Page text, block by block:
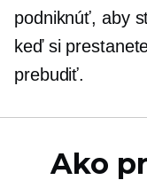
podniknúť, aby
keď si
prebudiť.
Ako